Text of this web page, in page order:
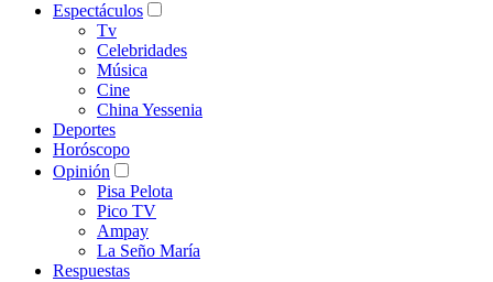
Espectáculos
Tv
Celebridades
Música
Cine
China Yessenia
Deportes
Horóscopo
Opinión
Pisa Pelota
Pico TV
Ampay
La Seño María
Respuestas